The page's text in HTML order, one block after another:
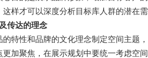
样才可以深度分析目标库人群的潜在
达的理念
性和品牌的文化理念制定空间主题，
更加聚焦，在展示规划中要统一考虑空